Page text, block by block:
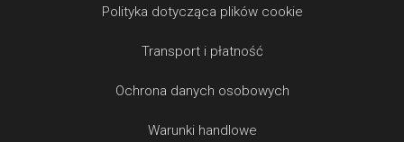
Polityka dotycząca plików cookie
Transport i płatność
Ochrona danych osobowych
Warunki handlowe